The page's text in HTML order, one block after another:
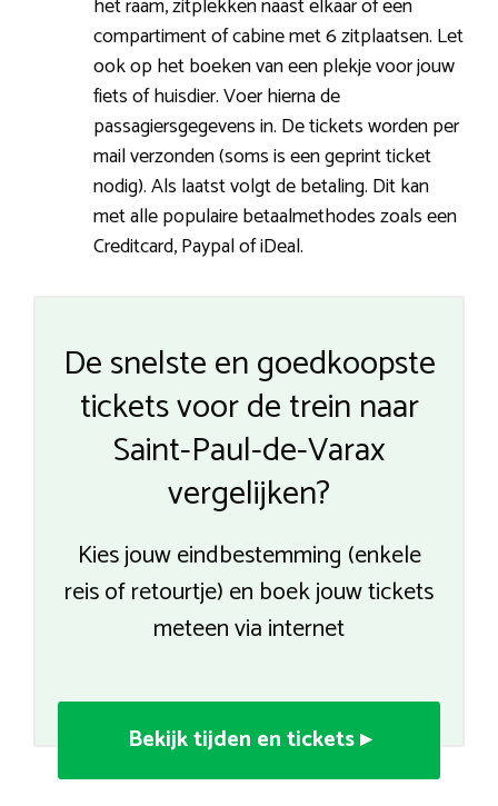
compartiment of cabine met 6 zitplaatsen. Let
ook op het boeken van een plekje voor jouw
fiets of huisdier. Voer hierna de
passagiersgegevens in. De tickets worden per
mail verzonden (soms is een geprint ticket
nodig). Als laatst volgt de betaling. Dit kan
met alle populaire betaalmethodes zoals een
Creditcard, Paypal of iDeal.
De snelste en goedkoopste
tickets voor de trein naar
Saint-Paul-de-Varax
vergelijken?
Kies jouw eindbestemming (enkele
reis of retourtje) en boek jouw tickets
meteen via internet
Bekijk tijden en tickets ▸